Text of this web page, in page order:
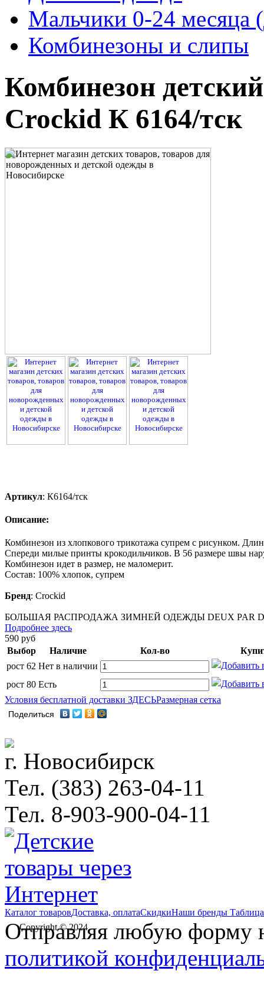
Мальчики 0-24 месяца
Комбинезоны и слипы
Комбинезон
Crockid К 6164/тск
Артикул: К6164/тск
Описание:
Комбинезон из хлопкового трикотажа супрем с рисунком.
Спереди милые принты крокодильчиков. В 56 размере швы
Комбинезон идет в размер, не маломерит.
Состав: 100% хлопок, супрем
Бренд: Crockid
БОЛЬШАЯ РАСПРОДАЖА ЗИМНЕЙ ОДЕЖДЫ DEUX PAR
Подробнее здесь
590 руб
Выбор
Наличие Кол-во
рост 62 Нет в наличии
рост 80 Есть
Условия бесплатной доставки ЗДЕСЬРазмерная сетка
Поделиться
г. Новосибирск
Тел. (383) 263-04-11
Тел. 8-903-900-04-11
Каталог товаровДоставка, оплатаСкидкиНаши бренды
Copyright © 2024
Отправляя любую форму
политикой